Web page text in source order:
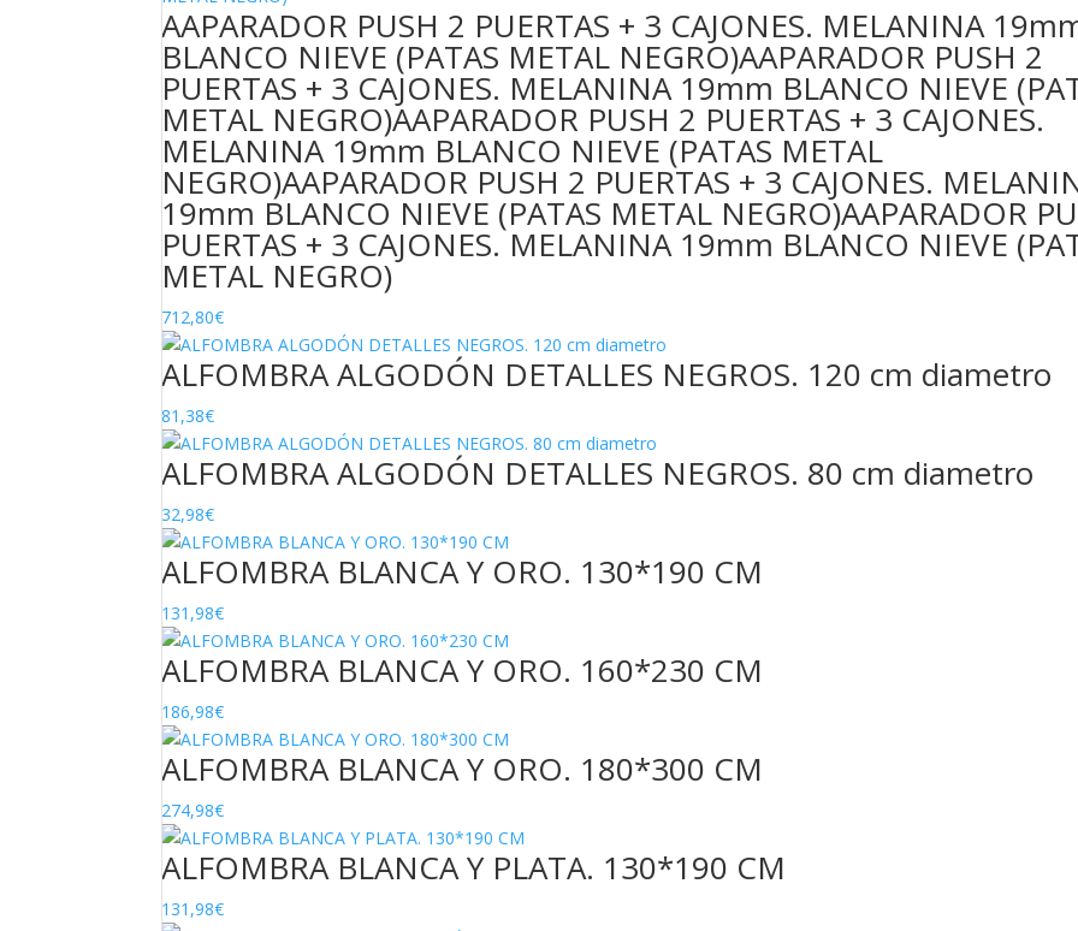
AAPARADOR PUSH 2 PUERTAS + 3 CAJONES. MELANINA
BLANCO NIEVE (PATAS METAL NEGRO)AAPARADOR PUSH 2
PUERTAS + 3 CAJONES. MELANINA 19mm BLANCO NIEVE
METAL NEGRO)AAPARADOR PUSH 2 PUERTAS + 3 CAJONES.
MELANINA 19mm BLANCO NIEVE (PATAS METAL
NEGRO)AAPARADOR PUSH 2 PUERTAS + 3 CAJONES.
19mm BLANCO NIEVE (PATAS METAL NEGRO)AAPARADOR
PUERTAS + 3 CAJONES. MELANINA 19mm BLANCO NIEVE
METAL NEGRO)
712,80€
ALFOMBRA ALGODÓN DETALLES NEGROS. 120 cm diametro
81,38€
ALFOMBRA ALGODÓN DETALLES NEGROS. 80 cm diametro
32,98€
ALFOMBRA BLANCA Y ORO. 130*190 CM
131,98€
ALFOMBRA BLANCA Y ORO. 160*230 CM
186,98€
ALFOMBRA BLANCA Y ORO. 180*300 CM
274,98€
ALFOMBRA BLANCA Y PLATA. 130*190 CM
131,98€